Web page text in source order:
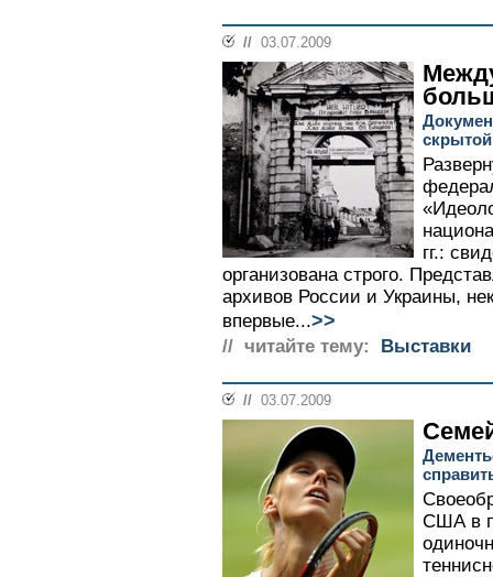
// 03.07.2009
гг.:
организована строго.
архивов России и Украины,
впервые...>>
// читайте тему: Выставки
// 03.07.2009
США в